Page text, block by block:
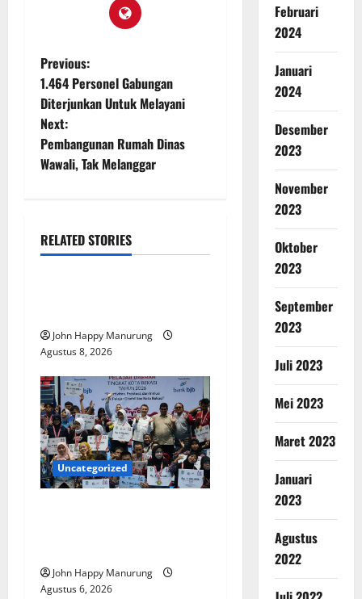
Previous:
1.464 Personel Gabungan
Diterjunkan Untuk Melayani
Next:
Pembangunan Rumah Dinas
Wawali, Tak Melanggar
RELATED STORIES
Nasional Uncategorized
John Happy Manurung
Agustus 8, 2026
Uncategorized
John Happy Manurung
Agustus 6, 2026
Februari
2024
Januari
2024
Desember
2023
November
2023
Oktober
2023
September
2023
Juli 2023
Mei 2023
Maret 2023
Januari
2023
Agustus
2022